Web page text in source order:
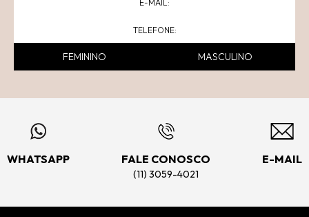
FEMININO MASCULINO
WHATSAPP FALE CONOSCO
(11) 3059-4021
E-MAIL